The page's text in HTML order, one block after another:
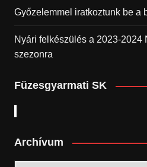
Győzelemmel iratkoztunk be a
Nyári felkészülés a 2023-2024
szezonra
Füzesgyarmati SK
Archívum